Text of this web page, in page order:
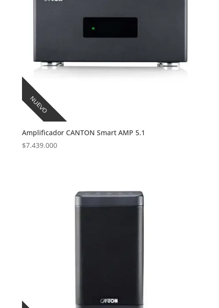
NUEVO
Amplificador CANTON Smart AMP 5.1
$7.439.000